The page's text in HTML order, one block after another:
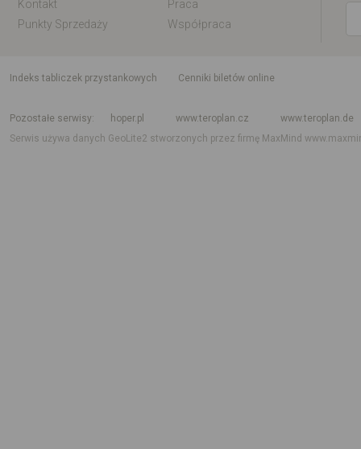
Kontakt
Praca
Punkty Sprzedaży
Współpraca
indeks tabliczek przystankowych
Cenniki biletów online
Pozostałe serwisy
hoper.pl www.teroplan.cz
www.teroplan.de
Serwis używa danych GeoLite2 stworzonych przez firmę MaxMind